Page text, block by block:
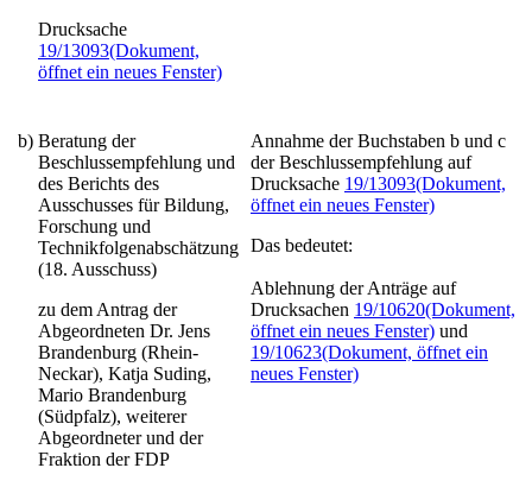
Drucksache
19/13093(Dokument,
öffnet ein neues Fenster)
b) Beratung der
Beschlussempfehlung und
des Berichts des
Ausschusses für Bildung,
Forschung und
Technikfolgenabschätzung
(18. Ausschuss)
zu dem Antrag der
Abgeordneten Dr. Jens
Brandenburg (Rhein-
Neckar), Katja Suding,
Mario Brandenburg
(Südpfalz), weiterer
Abgeordneter und der
Fraktion der FDP
Annahme der Buchstaben b und c
der Beschlussempfehlung auf
Drucksache 19/13093(Dokument,
öffnet ein neues Fenster)
Das bedeutet:
Ablehnung der Anträge auf
Drucksachen 19/10620(Dokument,
öffnet ein neues Fenster) und
19/10623(Dokument, öffnet ein
neues Fenster)